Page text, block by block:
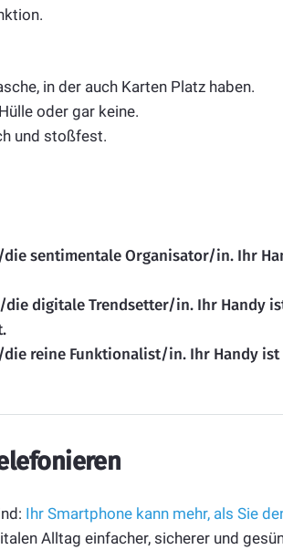
in der auch Karten Platz haben.
oder gar keine.
und stoßfest.
die sentimentale Organisator/in. Ihr
die digitale Trendsetter/in. Ihr Handy
die reine Funktionalist/in. Ihr Handy ist
Ihr Smartphone kann mehr, als Sie
Alltag einfacher, sicherer und